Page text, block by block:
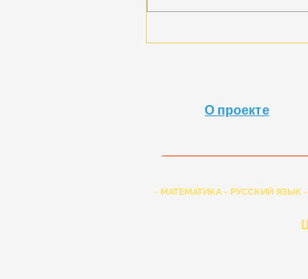
О проекте
- МАТЕМАТИКА - РУССКИЙ ЯЗЫК